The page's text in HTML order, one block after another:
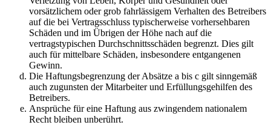
vorsätzlichem oder grob fahrlässigem Verhalten des Betreibers
auf die bei Vertragsschluss typischerweise vorhersehbaren
Schäden und im Übrigen der Höhe nach auf die
vertragstypischen Durchschnittsschäden begrenzt. Dies gilt
auch für mittelbare Schäden, insbesondere entgangenen
Gewinn.
Die Haftungsbegrenzung der Absätze a bis c gilt sinngemäß
auch zugunsten der Mitarbeiter und Erfüllungsgehilfen des
Betreibers.
Ansprüche für eine Haftung aus zwingendem nationalem
Recht bleiben unberührt.